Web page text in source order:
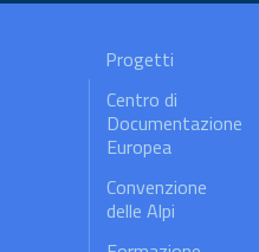
Progetti
Centro di
Documentazione
Europea
Convenzione
delle Alpi